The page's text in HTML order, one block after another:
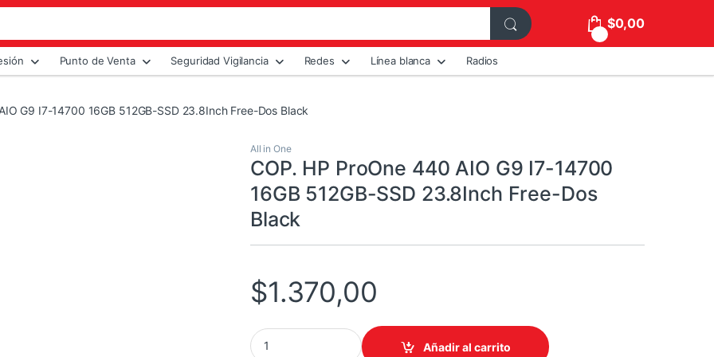
$0,00
Punto de Venta Seguridad Vigilancia Redes Línea blanca Radios
G9 I7-14700 16GB 512GB-SSD 23.8Inch Free-Dos Black
All in One
COP. HP ProOne 440 AIO G9 I7-14700
16GB 512GB-SSD 23.8Inch Free-Dos
Black
$1.370,00
COP. HP ProOne 440 AIO G9 I7-14700 16GB 512GB-SSD 23.8Inch Free-Dos Black
Añadir al carrito